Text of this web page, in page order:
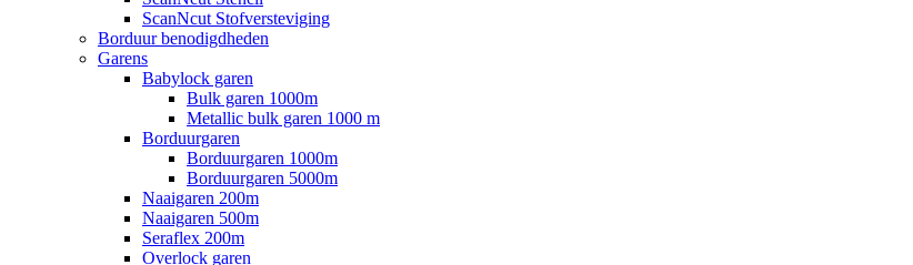
ScanNcut Stofversteviging
Borduur benodigdheden
Garens
Babylock garen
Bulk garen 1000m
Metallic bulk garen 1000 m
Borduurgaren
Borduurgaren 1000m
Borduurgaren 5000m
Naaigaren 200m
Naaigaren 500m
Seraflex 200m
Overlock garen